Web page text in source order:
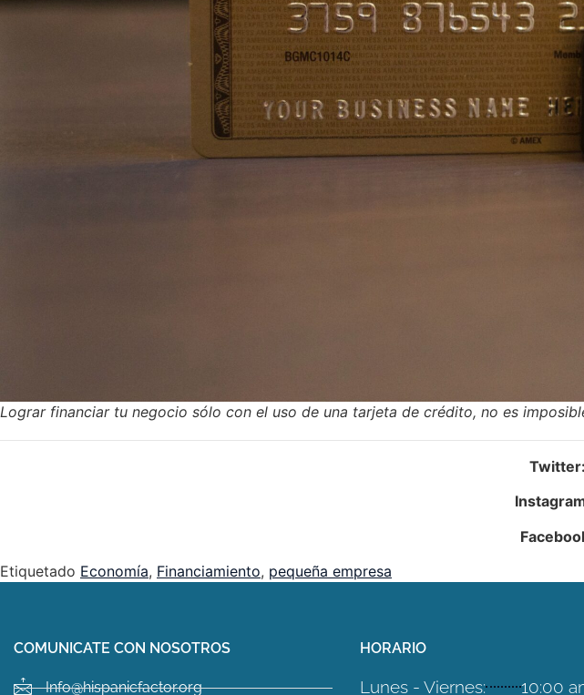
Lograr financiar tu negocio sólo con el uso de una tarjeta de crédito, no es
Twitter:
Etiquetado Economía, Financiamiento, pequeña empresa
COMUNICATE CON NOSOTROS
Info@hispanicfactor.org
HORARIO
Lunes - Viernes: 10:00